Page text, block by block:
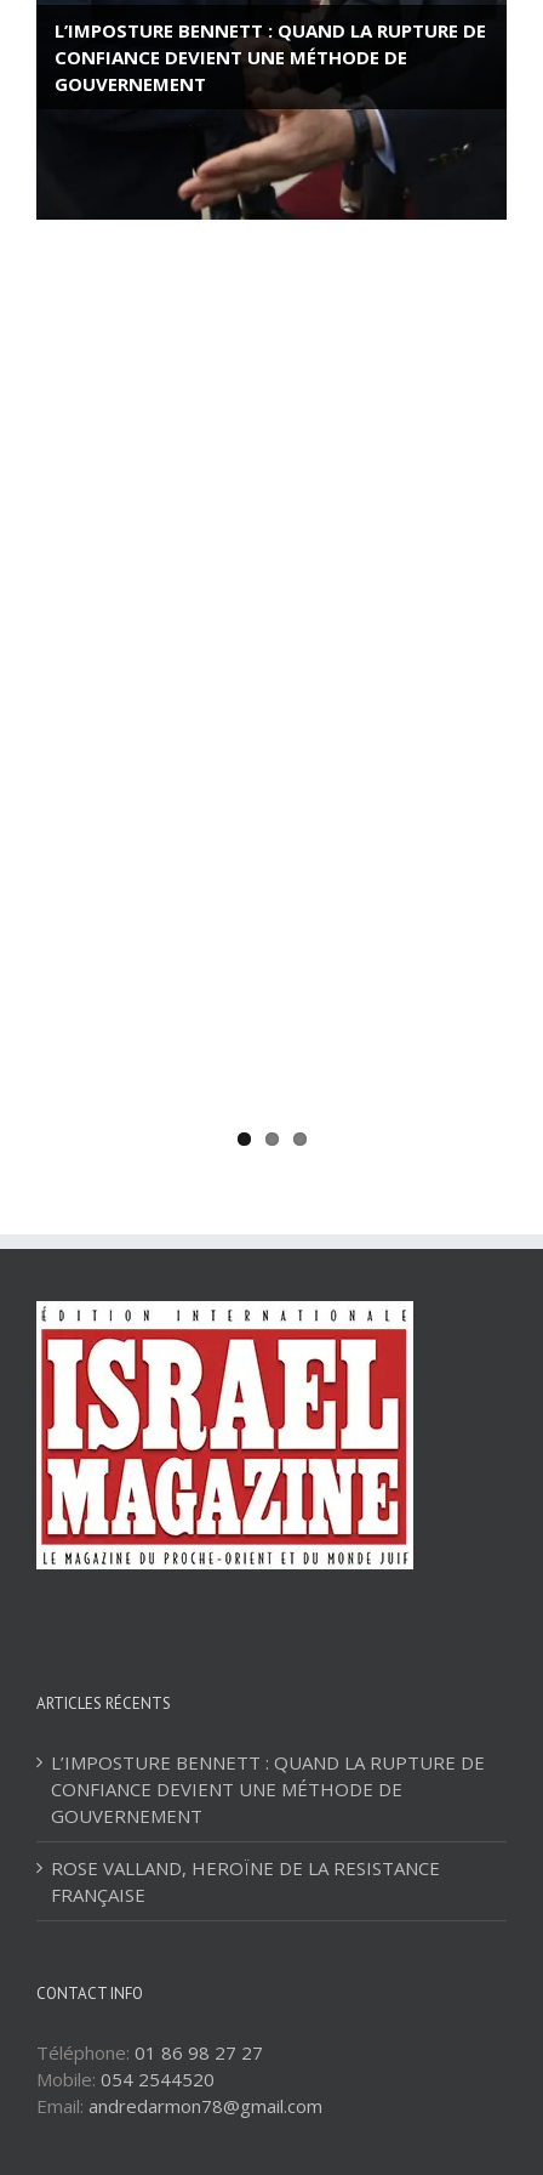
L’IMPOSTURE BENNETT : QUAND LA RUPTURE DE
CONFIANCE DEVIENT UNE MÉTHODE DE
GOUVERNEMENT
ROSE VALLAND, HEROÏNE DE LA RESISTANCE
ARTICLES RÉCENTS
L’IMPOSTURE BENNETT : QUAND LA RUPTURE DE
CONFIANCE DEVIENT UNE MÉTHODE DE
GOUVERNEMENT
ROSE VALLAND, HEROÏNE DE LA RESISTANCE
FRANÇAISE
CONTACT INFO
Téléphone: 01 86 98 27 27
Mobile: 054 2544520
Email: andredarmon78@gmail.com